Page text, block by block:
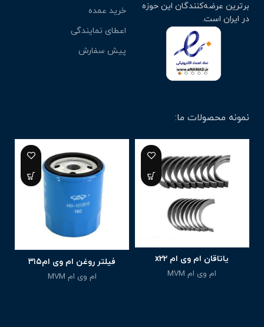
برترین عرضه‌کنندگان این حوزه
در ایران است.
خرید عمده
اعطای نمایندگی
پیش سفارش
نمونه محصولات ما:
یاتاقان ام وی ام x22
ام وی ام MVM
فیلتر روغن ام وی ام۳۱۵
ام وی ام MVM